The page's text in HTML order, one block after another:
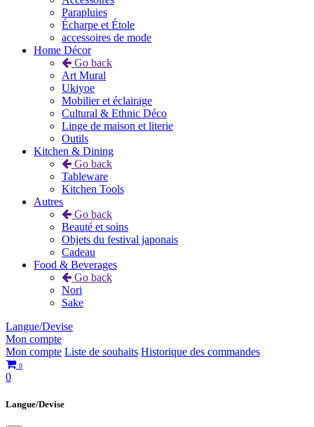
Parapluies
Écharpe et Étole
accessoires de mode
Home Décor
Go back
Art Mural
Ukiyoe
Mobilier et éclairage
Cultural & Ethnic Déco
Linge de maison et literie
Outils
Kitchen & Dining
Go back
Tableware
Kitchen Tools
Autres
Go back
Beauté et soins
Objets du festival japonais
Cadeau
Food & Beverages
Go back
Nori
Sake
Langue/Devise
Mon compte
Mon compte Liste de souhaits Historique des commandes
0
0
Langue/Devise